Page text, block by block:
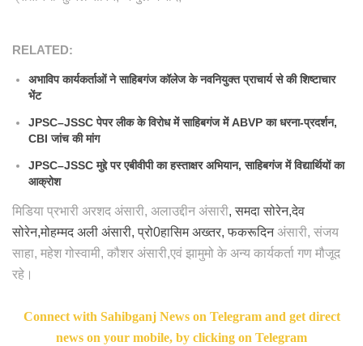
RELATED:
अभाविप कार्यकर्ताओं ने साहिबगंज कॉलेज के नवनियुक्त प्राचार्य से की शिष्टाचार
भेंट
JPSC–JSSC पेपर लीक के विरोध में साहिबगंज में ABVP का धरना-प्रदर्शन,
CBI जांच की मांग
JPSC–JSSC मुद्दे पर एबीवीपी का हस्ताक्षर अभियान, साहिबगंज में विद्यार्थियों का
आक्रोश
मिडिया प्रभारी अरशद अंसारी, अलाउद्दीन अंसारी, समदा सोरेन,देव
सोरेन,मोहम्मद अली अंसारी, प्रो0हासिम अख्तर, फकरूदिनअंसारी, संजय
साहा, महेश गोस्वामी, कौशर अंसारी,एवं झामुमो के अन्य कार्यकर्ता गण मौजूद
रहे।
Connect with Sahibganj News on Telegram and get direct
news on your mobile, by clicking on Telegram